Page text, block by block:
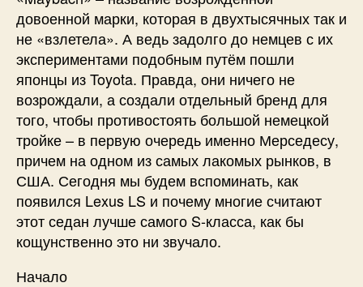
довоенной марки, которая в двухтысячных так и
не «взлетела». А ведь задолго до немцев с их
экспериментами подобным путём пошли
японцы из Toyota. Правда, они ничего не
возрождали, а создали отдельный бренд для
того, чтобы противостоять большой немецкой
тройке – в первую очередь именно Мерседесу,
причем на одном из самых лакомых рынков, в
США. Сегодня мы будем вспоминать, как
появился Lexus LS и почему многие считают
этот седан лучше самого S-класса, как бы
кощунственно это ни звучало.
Начало